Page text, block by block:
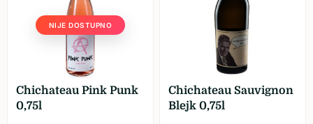
NIJE DOSTUPNO
Chichateau Pink Punk
0,75l
Chichateau Sauvignon
Blejk 0,75l